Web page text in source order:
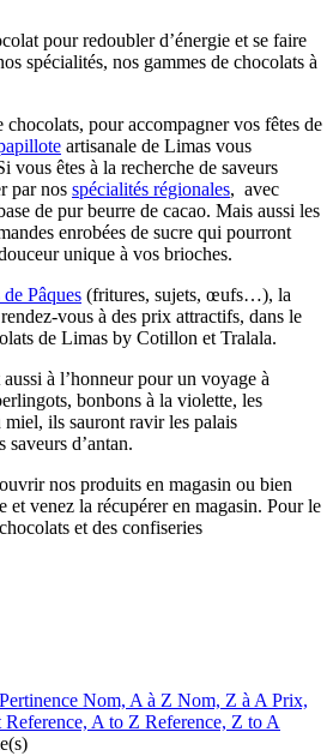
pour redoubler d’énergie et se faire
spécialités, nos gammes de chocolats à
chocolats, pour accompagner vos fêtes de
artisanale de Limas vous
vous êtes à la recherche de saveurs
par nos spécialités régionales, avec
de pur beurre de cacao. Mais aussi les
enrobées de sucre qui pourront
unique à vos brioches.
Pâques (fritures, sujets, œufs…), la
vous à des prix attractifs, dans le
de Limas by Cotillon et Tralala.
aussi à l’honneur pour un voyage à
bonbons à la violette, les
ils sauront ravir les palais
saveurs d’antan.
nos produits en magasin ou bien
et venez la récupérer en magasin. Pour le
et des confiseries
Pertinence Nom, A à Z Nom, Z à A Prix,
Reference, A to Z Reference, Z to A